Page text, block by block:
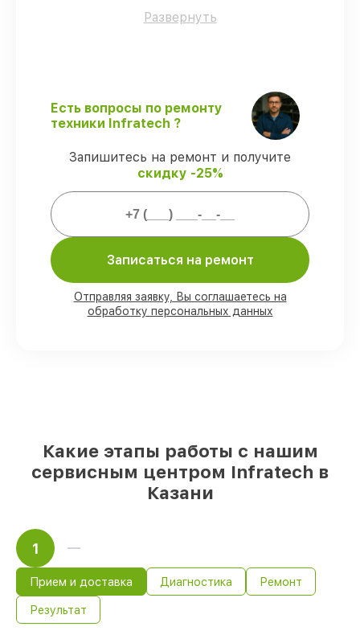
обеспечивает надёжную работу
Официальная гарантия
– все работы и
запчасти защищены официальной
Мы гарантируем:
заказов выполняем в присутствии
клиента
комплектующих Infratech имеются
доставляются быстро
Оригинальные комплектующие
Развернуть
Есть вопросы по ремонту
техники Infratech ?
Запишитесь на ремонт и получите
скидку -25%
Записаться на ремонт
Отправляя заявку, Вы соглашаетесь на
обработку персональных данных
Какие этапы работы с нашим
сервисным центром Infratech в
Казани
1
Прием и доставка Диагностика Ремонт
Результат